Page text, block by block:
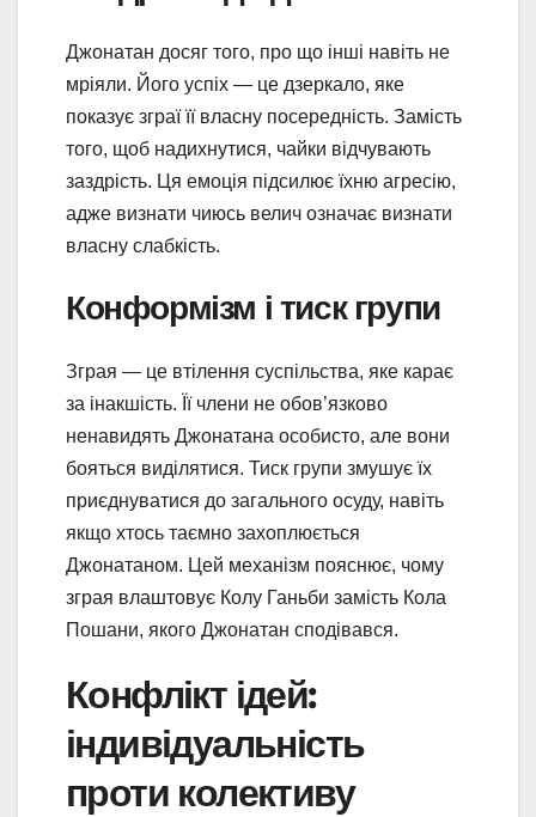
Джонатан досяг того, про що інші навіть не
мріяли. Його успіх — це дзеркало, яке
показує зграї її власну посередність. Замість
того, щоб надихнутися, чайки відчувають
заздрість. Ця емоція підсилює їхню агресію,
адже визнати чиюсь велич означає визнати
власну слабкість.
Конформізм і тиск групи
Зграя — це втілення суспільства, яке карає
за інакшість. Її члени не обов’язково
ненавидять Джонатана особисто, але вони
бояться виділятися. Тиск групи змушує їх
приєднуватися до загального осуду, навіть
якщо хтось таємно захоплюється
Джонатаном. Цей механізм пояснює, чому
зграя влаштовує Колу Ганьби замість Кола
Пошани, якого Джонатан сподівався.
Конфлікт ідей:
індивідуальність
проти колективу